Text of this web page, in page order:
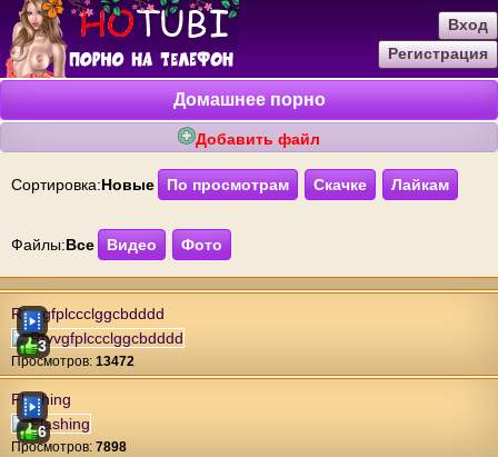
Вход
Регистрация
Домашнее порно
Добавить файл
Сортировка:Новые По просмотрам Скачке Лайкам
Файлы:Все Видео Фото
Rtvvgfplccclggcbdddd
3
Проcмотров: 13472
Flashing
6
Проcмотров: 7898